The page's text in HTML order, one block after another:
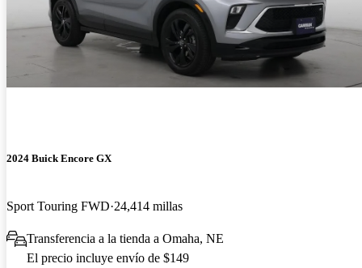
2024 Buick Encore GX
Sport Touring FWD 24,414 millas
Transferencia a la tienda a Omaha, NE
El precio incluye envío de $149